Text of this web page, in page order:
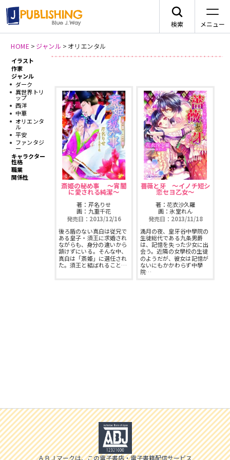
検索 メニュー
レーベルから探す
arca comics
G-Lish
スフレコミックス
ロイヤルキス＆チュールキス
G-Lish LiKo
ジャンルから探す
BLコミック
メニュー
ご感想・お問合わせ
HOME > ジャンル > オリエンタル
イラスト
作家
ジャンル
ダーク
異世界トリ
ップ
西洋
中華
オリエンタ
ル
平安
ファンタジ
ー
キャラクター
性格
職業
関係性
斎姫の秘め事 〜宵闇
に愛される純潔〜
著：芹名りせ
画：九重千花
発売日：2013/12/16
後ろ盾のない真白は従兄で
ある皇子・須王に求婚され
ながらも、身分の違いから
頷けずにいる。そんな中、
真白は「斎姫」に選任され
た。須王と結ばれること…
薔薇と牙 〜イノチ短シ
恋セヨ乙女〜
著：花衣沙久羅
画：氷堂れん
発売日：2013/11/18
満月の夜、皇牙谷中學院の
生徒総代である九条男爵
は、記憶を失った少女に出
会う。近隣の女學校の生徒
のようだが、彼女は記憶が
ないにもかかわらず中學
院…
ＡＢＪマークは、この電子書店・電子書籍配信サービス